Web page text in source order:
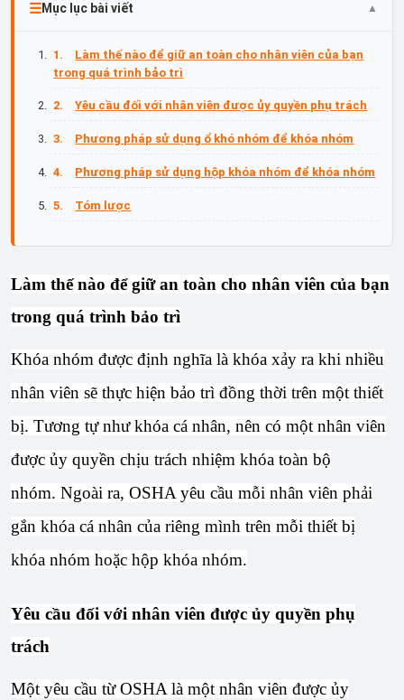
Mục lục bài viết
Làm thế nào để giữ an toàn cho nhân viên của bạn
trong quá trình bảo trì
Yêu cầu đối với nhân viên được ủy quyền phụ trách
Phương pháp sử dụng ổ khó nhóm để khóa nhóm
Phương pháp sử dụng hộp khóa nhóm để khóa nhóm
Tóm lược
Làm thế nào để giữ an toàn cho nhân viên của bạn
trong quá trình bảo trì
Khóa nhóm được định nghĩa là khóa xảy ra khi nhiều
nhân viên sẽ thực hiện bảo trì đồng thời trên một thiết
bị. Tương tự như khóa cá nhân, nên có một nhân viên
được ủy quyền chịu trách nhiệm khóa toàn bộ
nhóm. Ngoài ra, OSHA yêu cầu mỗi nhân viên phải
gắn khóa cá nhân của riêng mình trên mỗi thiết bị
khóa nhóm hoặc hộp khóa nhóm.
Yêu cầu đối với nhân viên được ủy quyền phụ
trách
Một yêu cầu từ OSHA là một nhân viên được ủy